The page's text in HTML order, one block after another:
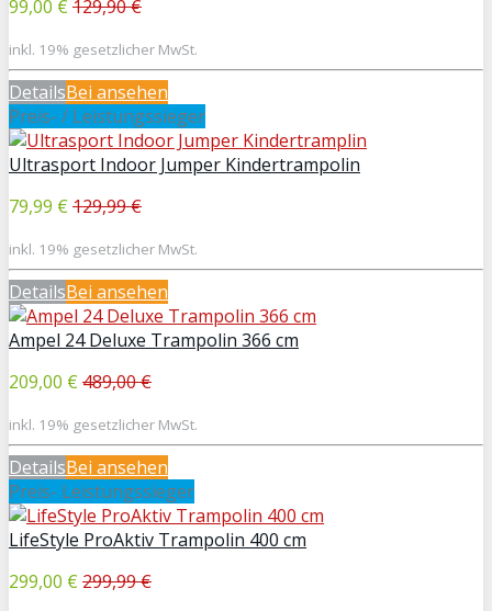
99,00 € 129,90 €
inkl. 19% gesetzlicher MwSt.
DetailsBei ansehen
Preis- / Leistungssieger
Ultrasport Indoor Jumper Kindertrampolin
79,99 € 129,99 €
inkl. 19% gesetzlicher MwSt.
DetailsBei ansehen
Ampel 24 Deluxe Trampolin 366 cm
209,00 € 489,00 €
inkl. 19% gesetzlicher MwSt.
DetailsBei ansehen
Preis- Leistungssieger
LifeStyle ProAktiv Trampolin 400 cm
299,00 € 299,99 €